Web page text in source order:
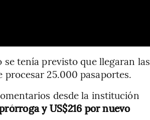
se tenía previsto que llegaran las
procesar 25.000 pasaportes.
desde la institución
y US$216 por nuevo